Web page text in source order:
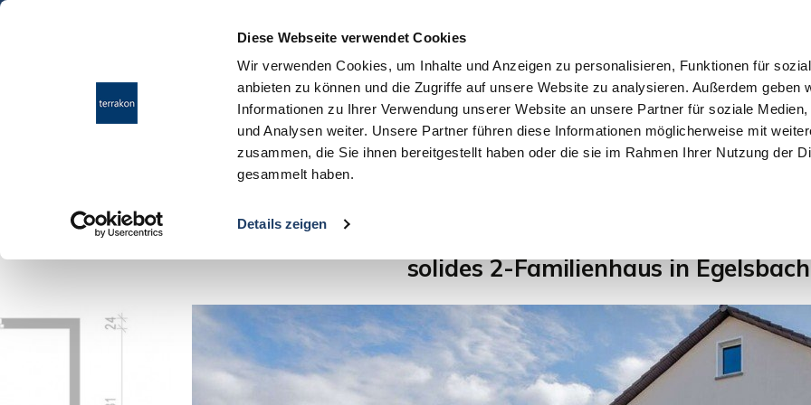
Diese Webseite verwendet Cookies
Wir verwenden Cookies, um Inhalte und Anzeigen zu personalisieren, Funktionen für
anbieten zu können und die Zugriffe auf unsere Website zu analysieren. Außerdem geben
Informationen zu Ihrer Verwendung unserer Website an unsere Partner für soziale Medien,
und Analysen weiter. Unsere Partner führen diese Informationen möglicherweise mit
zusammen, die Sie ihnen bereitgestellt haben oder die sie im Rahmen Ihrer Nutzung der
gesammelt haben.
Details zeigen
START IMMOBILIEN EIGENTÜMER
solides 2-Familienhaus in Egelsbach